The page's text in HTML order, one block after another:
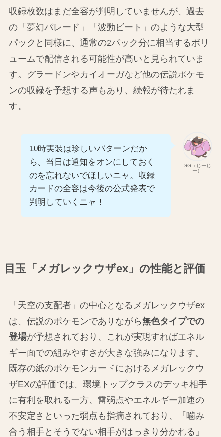
収録枚数はまだ全容が判明していませんが、過去
の「夢幻パレード」「波動ビート」のような大型
パックと同様に、通常の2パック分に相当するボリ
ュームで配信される可能性が高いと見られていま
す。グラードンやカイオーガなど他の伝説ポケモ
ンの収録を予想する声もあり、続報が待たれま
す。
GG（じーじ
ー）
10時実装は珍しいパターンだか
ら、当日は通知をオンにしておく
のを忘れないでほしいニャ。収録
カードの全容は今後の公式発表で
判明していくニャ！
目玉「メガレックウザex」の性能と評価
「天空の支配者」の中心となるメガレックウザex
は、伝説のポケモンでありながら無色タイプでの
登場が予想されており、これが実現すればエネル
ギー面での組みやすさが大きな強みになります。
既存の紙のポケモンカードにおけるメガレックウ
ザEXの評価では、環境トップクラスのデッキ相手
に有利を取れる一方、雷弱点やエネルギー加速の
不安定さといった弱点も指摘されており、「噛み
合う相手とそうでない相手がはっきり分かれる」